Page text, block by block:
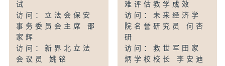
试
访问：立法会保安
事务委员会主席 邵
家辉
访问：新界北立法
会议员 姚铭
难评估教学成效
访问：未来经济学
院名誉研究员 何杏
研
访问：救世军田家
炳学校校长 李安迪